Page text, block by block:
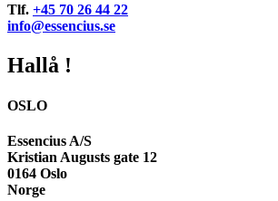
Tlf. +45 70 26 44 22
info@essencius.se
Hallå !
OSLO
Essencius A/S
Kristian Augusts gate 12
0164 Oslo
Norge